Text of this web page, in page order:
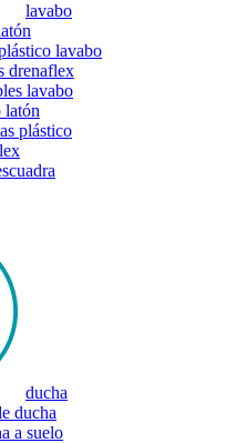
lavabo
lavabo
drenaflex
lavabo
latón
plástico
ducha
ducha
a suelo